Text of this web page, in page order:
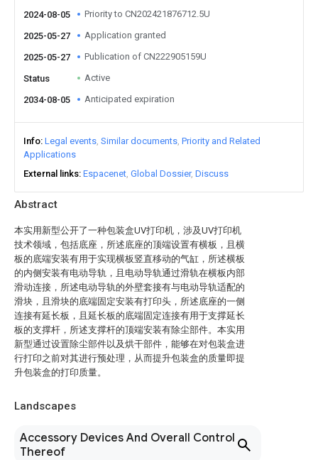
Abstract
本实用新型公开了一种包装盒UV打印机，涉及UV打印机
技术领域，包括底座，所述底座的顶端设置有横板，且横
板的底端安装有用于实现横板竖直移动的气缸，所述横板
的内侧安装有电动导轨，且电动导轨通过滑轨在横板内部
滑动连接，所述电动导轨的外壁套接有与电动导轨适配的
滑块，且滑块的底端固定安装有打印头，所述底座的一侧
连接有延长板，且延长板的底端固定连接有用于支撑延长
板的支撑杆，所述支撑杆的顶端安装有除尘部件。本实用
新型通过设置除尘部件以及烘干部件，能够在对包装盒进
行打印之前对其进行预处理，从而提升包装盒的质量即提
升包装盒的打印质量。
Landscapes
Accessory Devices And Overall Control
Thereof
2024-08-05
Priority to CN202421876712.5U
2025-05-27 Application granted
2025-05-27 Publication of CN222905159U
Status Active
2034-08-05 Anticipated expiration
Info Legal events Similar documents Priority and Related
Applications
External links Espacenet Global Dossier Discuss